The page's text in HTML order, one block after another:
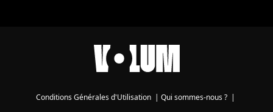
Conditions Générales d'Utilisation | Qui sommes-nous ? |